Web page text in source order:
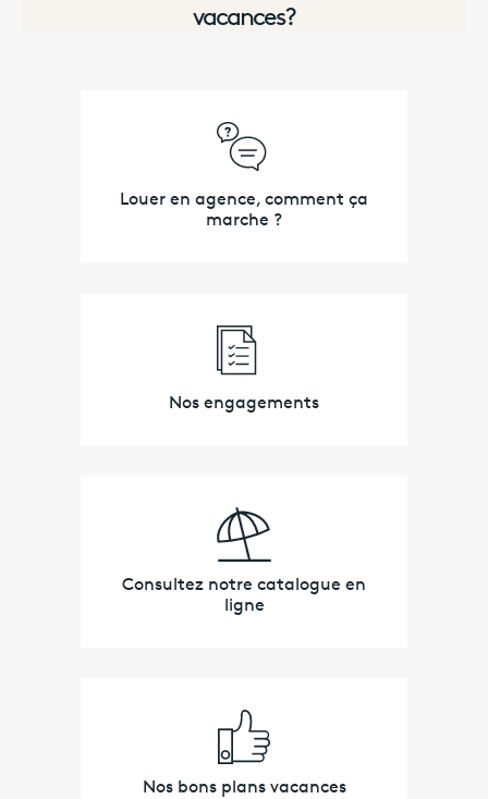
vacances?
Louer en agence, comment ça
marche ?
Nos engagements
Consultez notre catalogue en
ligne
Nos bons plans vacances